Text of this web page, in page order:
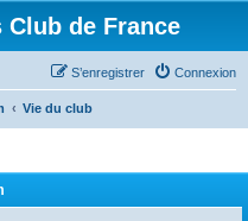
Club de France
Connexion
S’enregistrer
Vie du club